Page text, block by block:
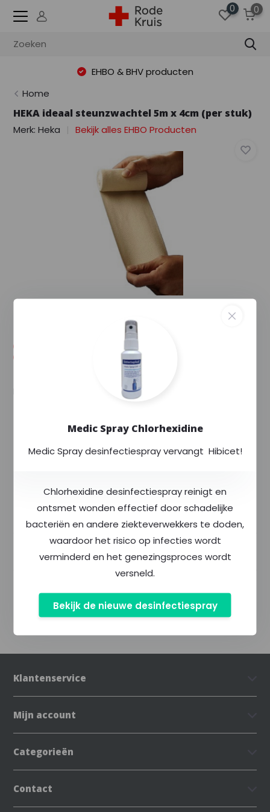
0 0
EHBO & BHV producten
Home
HEKA ideaal steunzwachtel 5m x 4cm (per stuk)
Merk:Heka Bekijk alles EHBO Producten
Levertijd: Uw order wordt extra gecontroleerd
en binnen enkele dagen verstuurd.
Ideaal zwachtel van 100% katoen....
Exclusief voorRode Kruis
Altijd
geprijsd
Productomschrijving
Specificaties
Klantenservice
Mijn account
Categorieën
Contact
Medic Spray Chlorhexidine
Medic Spray desinfectiespray vervangt Hibicet!
Chlorhexidine desinfectiespray reinigt en
ontsmet wonden effectief door schadelijke
bacteriën en andere ziekteverwekkers te doden,
waardoor het risico op infecties wordt
verminderd en het genezingsproces wordt
versneld.
Bekijk de nieuwe desinfectiespray